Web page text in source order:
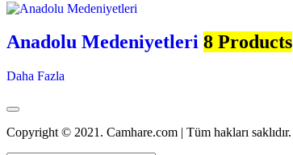
Anadolu Medeniyetleri 8 Products
Daha Fazla
Copyright © 2021. Camhare.com | Tüm hakları saklıdır.